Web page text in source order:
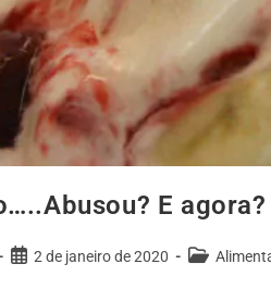
E agora?
2 de janeiro de 2020